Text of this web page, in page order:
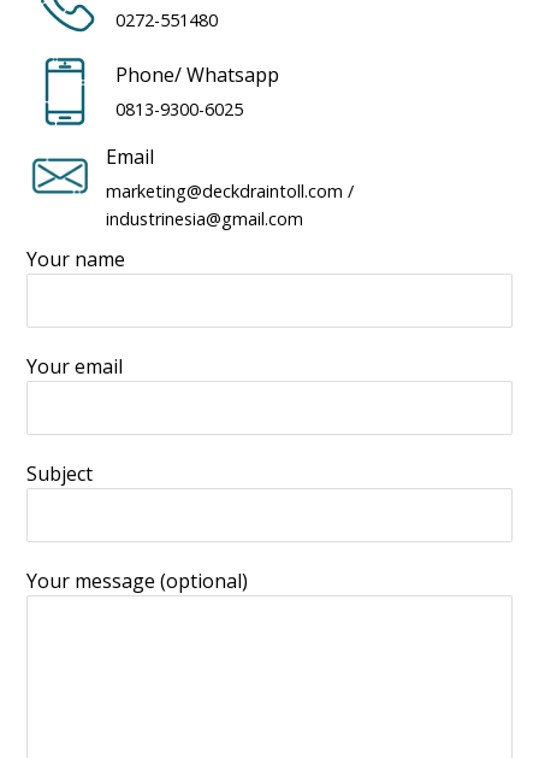
0272-551480
Phone/ Whatsapp
0813-9300-6025
Email
marketing@deckdraintoll.com /
industrinesia@gmail.com
Your name
Your email
Subject
Your message (optional)